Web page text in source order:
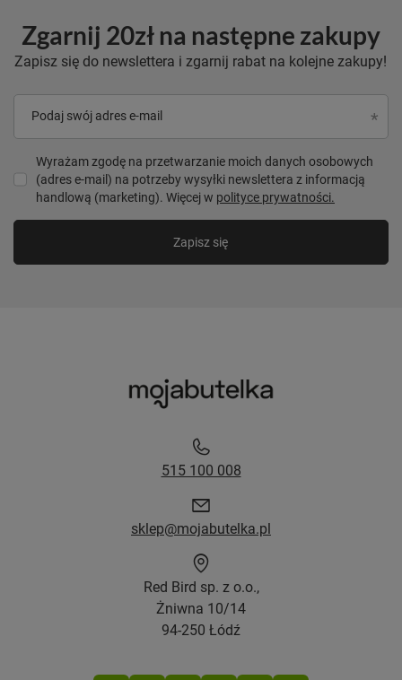
Zgarnij 20zł na następne zakupy
Zapisz się do newslettera i zgarnij rabat na kolejne zakupy!
Podaj swój adres e-mail
Wyrażam zgodę na przetwarzanie moich danych osobowych
(adres e-mail) na potrzeby wysyłki newslettera z informacją
handlową (marketing). Więcej w polityce prywatności.
Zapisz się
515 100 008
sklep@mojabutelka.pl
Red Bird sp. z o.o.,
Żniwna 10/14
94-250 Łódź